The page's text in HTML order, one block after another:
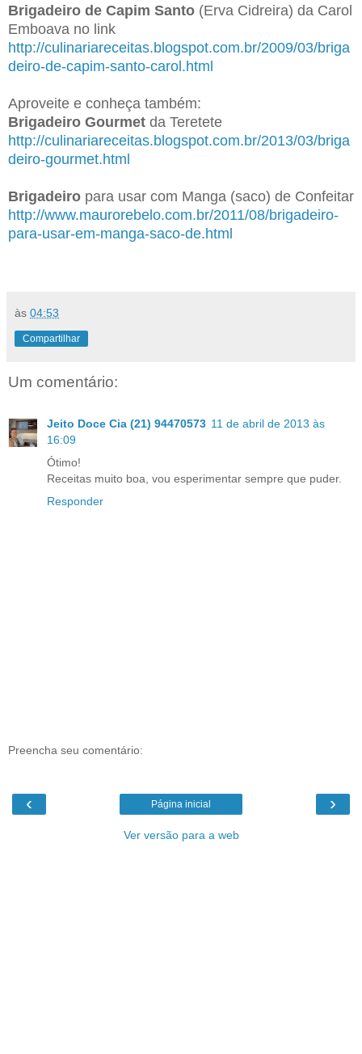
Brigadeiro de Capim Santo (Erva Cidreira) da Carol
Emboava no link
http://culinariareceitas.blogspot.com.br/2009/03/briga
deiro-de-capim-santo-carol.html
Aproveite e conheça também:
Brigadeiro Gourmet da Teretete
http://culinariareceitas.blogspot.com.br/2013/03/briga
deiro-gourmet.html
Brigadeiro para usar com Manga (saco) de Confeitar
http://www.maurorebelo.com.br/2011/08/brigadeiro-
para-usar-em-manga-saco-de.html
às 04:53
Compartilhar
Um comentário:
Jeito Doce Cia (21) 94470573 11 de abril de 2013 às
16:09
Ótimo!
Receitas muito boa, vou esperimentar sempre que puder.
Responder
Preencha seu comentário:
‹ ›
Página inicial
Ver versão para a web